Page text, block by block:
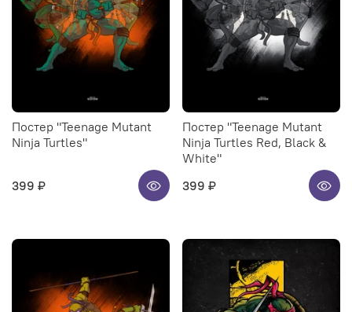
Постер "Teenage Mutant
Ninja Turtles"
399 ₽
Постер "Teenage Mutant
Ninja Turtles Red, Black &
White"
399 ₽